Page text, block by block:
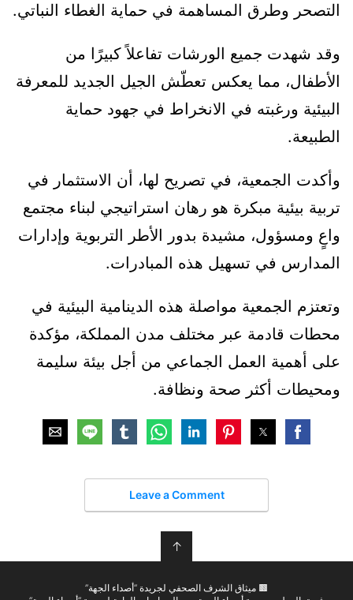
التصحر وطرق المساهمة في حماية الغطاء النباتي.
وقد شهدت جميع الورشات تفاعلاً كبيرًا من
الأطفال، مما يعكس تعطّش الجيل الجديد للمعرفة
البيئية ورغبته في الانخراط في جهود حماية
الطبيعة.
وأكدت الجمعية، في تصريح لها، أن الاستثمار في
تربية بيئية مبكرة هو رهان استراتيجي لبناء مجتمع
واعٍ ومسؤول، مشيدة بدور الأطر التربوية وإدارات
المدارس في تسهيل هذه المبادرات.
وتعتزم الجمعية مواصلة هذه الدينامية البيئية في
محطات قادمة عبر مختلف مدن المملكة، مؤكدة
على أهمية العمل الجماعي من أجل بيئة سليمة
ومحيطات أكثر صحة ونظافة.
Leave a Comment
↑
🟫 ميثاق الشرف الصحفي لجريدة “أصداء الجهة”